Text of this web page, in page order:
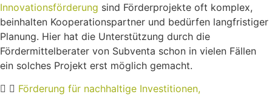
Innovationsförderung sind Förderprojekte oft komplex,
beinhalten Kooperationspartner und bedürfen langfristiger
Planung. Hier hat die Unterstützung durch die
Fördermittelberater von Subventa schon in vielen Fällen
ein solches Projekt erst möglich gemacht.
Förderung für nachhaltige Investitionen,